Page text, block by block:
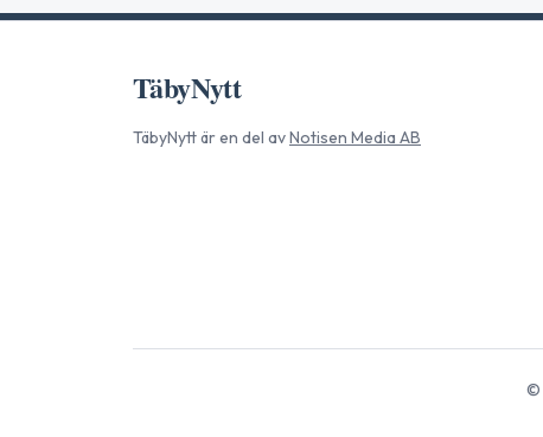
TäbyNytt
TäbyNyttär en del avNotisen Media AB
©